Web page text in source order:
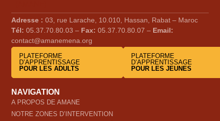
Adresse : 03, rue Larache, 10.010, Hassan, Rabat – Maroc
Tél: 05.37.70.80.03 – Fax: 05.37.70.80.07 – Email:
contact@amanemena.org
PLATEFORME
D’APPRENTISSAGE
POUR LES ADULTS
PLATEFORME
D’APPRENTISSAGE
POUR LES JEUNES
NAVIGATION
A PROPOS DE AMANE
NOTRE ZONES D’INTERVENTION